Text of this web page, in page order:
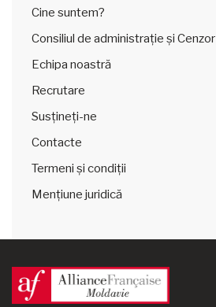
Cine suntem?
Consiliul de administrație și Cenzor
Echipa noastră
Recrutare
Susțineți-ne
Contacte
Termeni și condiții
Mențiune juridică